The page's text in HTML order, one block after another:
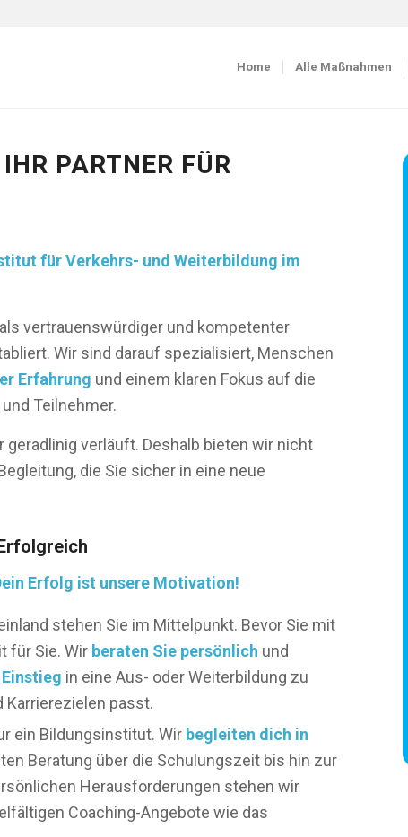
Home Alle Maßnahmen
PARTNER FÜR
für Verkehrs- und Weiterbildung im
vertrauenswürdiger und kompetenter
Wir sind darauf spezialisiert, Menschen
Erfahrung und einem klaren Fokus auf die
Teilnehmer.
verläuft. Deshalb bieten wir nicht
die Sie sicher in eine neue
Erfolg ist unsere Motivation!
stehen Sie im Mittelpunkt. Bevor Sie mit
für Sie. Wir beraten Sie persönlich und
in eine Aus- oder Weiterbildung zu
Karrierezielen passt.
ein Bildungsinstitut. Wir begleiten dich in
Beratung über die Schulungszeit bis hin zur
Herausforderungen stehen wir
Coaching-Angebote wie das